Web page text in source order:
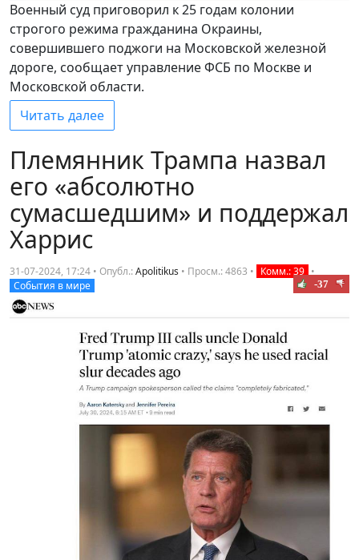
Военный суд приговорил к 25 годам колонии
строгого режима гражданина Окраины,
совершившего поджоги на Московской железной
дороге, сообщает управление ФСБ по Москве и
Московской области.
Читать далее
Племянник Трампа назвал
его «абсолютно
сумасшедшим» и поддержал
Харрис
31-07-2024, 17:24 • Опубл.:Apolitikus • Просм.: 4863 • Комм.: 39 •
События в мире
-37